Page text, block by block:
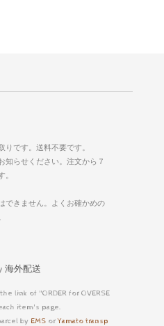
りです。送料不要です。
知らせください。注文から７
。
できません。よくお確かめの
海外配送
link of "ORDER for OVERSE
item's page.
by EMSorYamato transp